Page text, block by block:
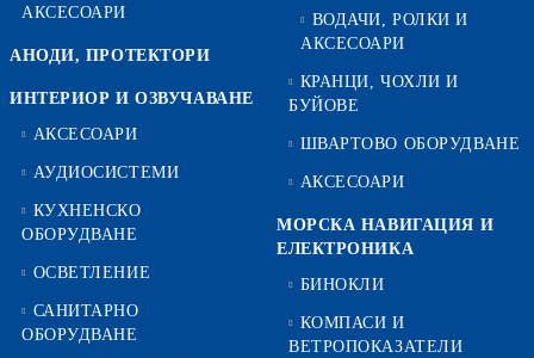
АКСЕСОАРИ
АНОДИ, ПРОТЕКТОРИ
ИНТЕРИОР И ОЗВУЧАВАНЕ
АКСЕСОАРИ
АУДИОСИСТЕМИ
КУХНЕНСКО
ОБОРУДВАНЕ
ОСВЕТЛЕНИЕ
САНИТАРНО
ОБОРУДВАНЕ
ВОДАЧИ, РОЛКИ И
АКСЕСОАРИ
КРАНЦИ, ЧОХЛИ И
БУЙОВЕ
ШВАРТОВО ОБОРУДВАНЕ
АКСЕСОАРИ
МОРСКА НАВИГАЦИЯ И
ЕЛЕКТРОНИКА
БИНОКЛИ
КОМПАСИ И
ВЕТРОПОКАЗАТЕЛИ